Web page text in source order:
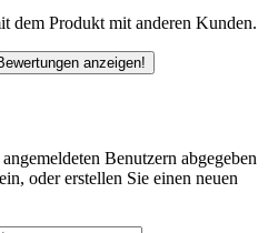
dem Produkt mit anderen Kunden.
anzeigen!
Benutzern abgegeben
oder erstellen Sie einen neuen